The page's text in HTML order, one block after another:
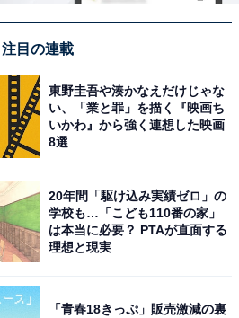
田斗真 (@toma.ikuta_official)
ない旧ジャニーズ事務所とは契
トと個人的には契約を結びたい
中で、生き残りをかけてエージ
注目の連載
東野圭吾や湊かなえだけじゃな
い、「業と罪」を描く『映画ち
いかわ』から強く連想した映画
8選
20年間「駆け込み実績ゼロ」の
学校も…「こども110番の家」
は本当に必要？ PTAが直面する
理想と現実
「青春18きっぷ」販売激減の裏